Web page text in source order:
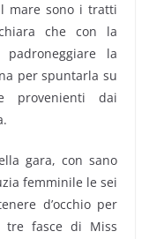
mare sono i tratti
che con la
la
per spuntarla su
provenienti dai
gara, con sano
femminile le sei
d’occhio per
tre fasce di Miss